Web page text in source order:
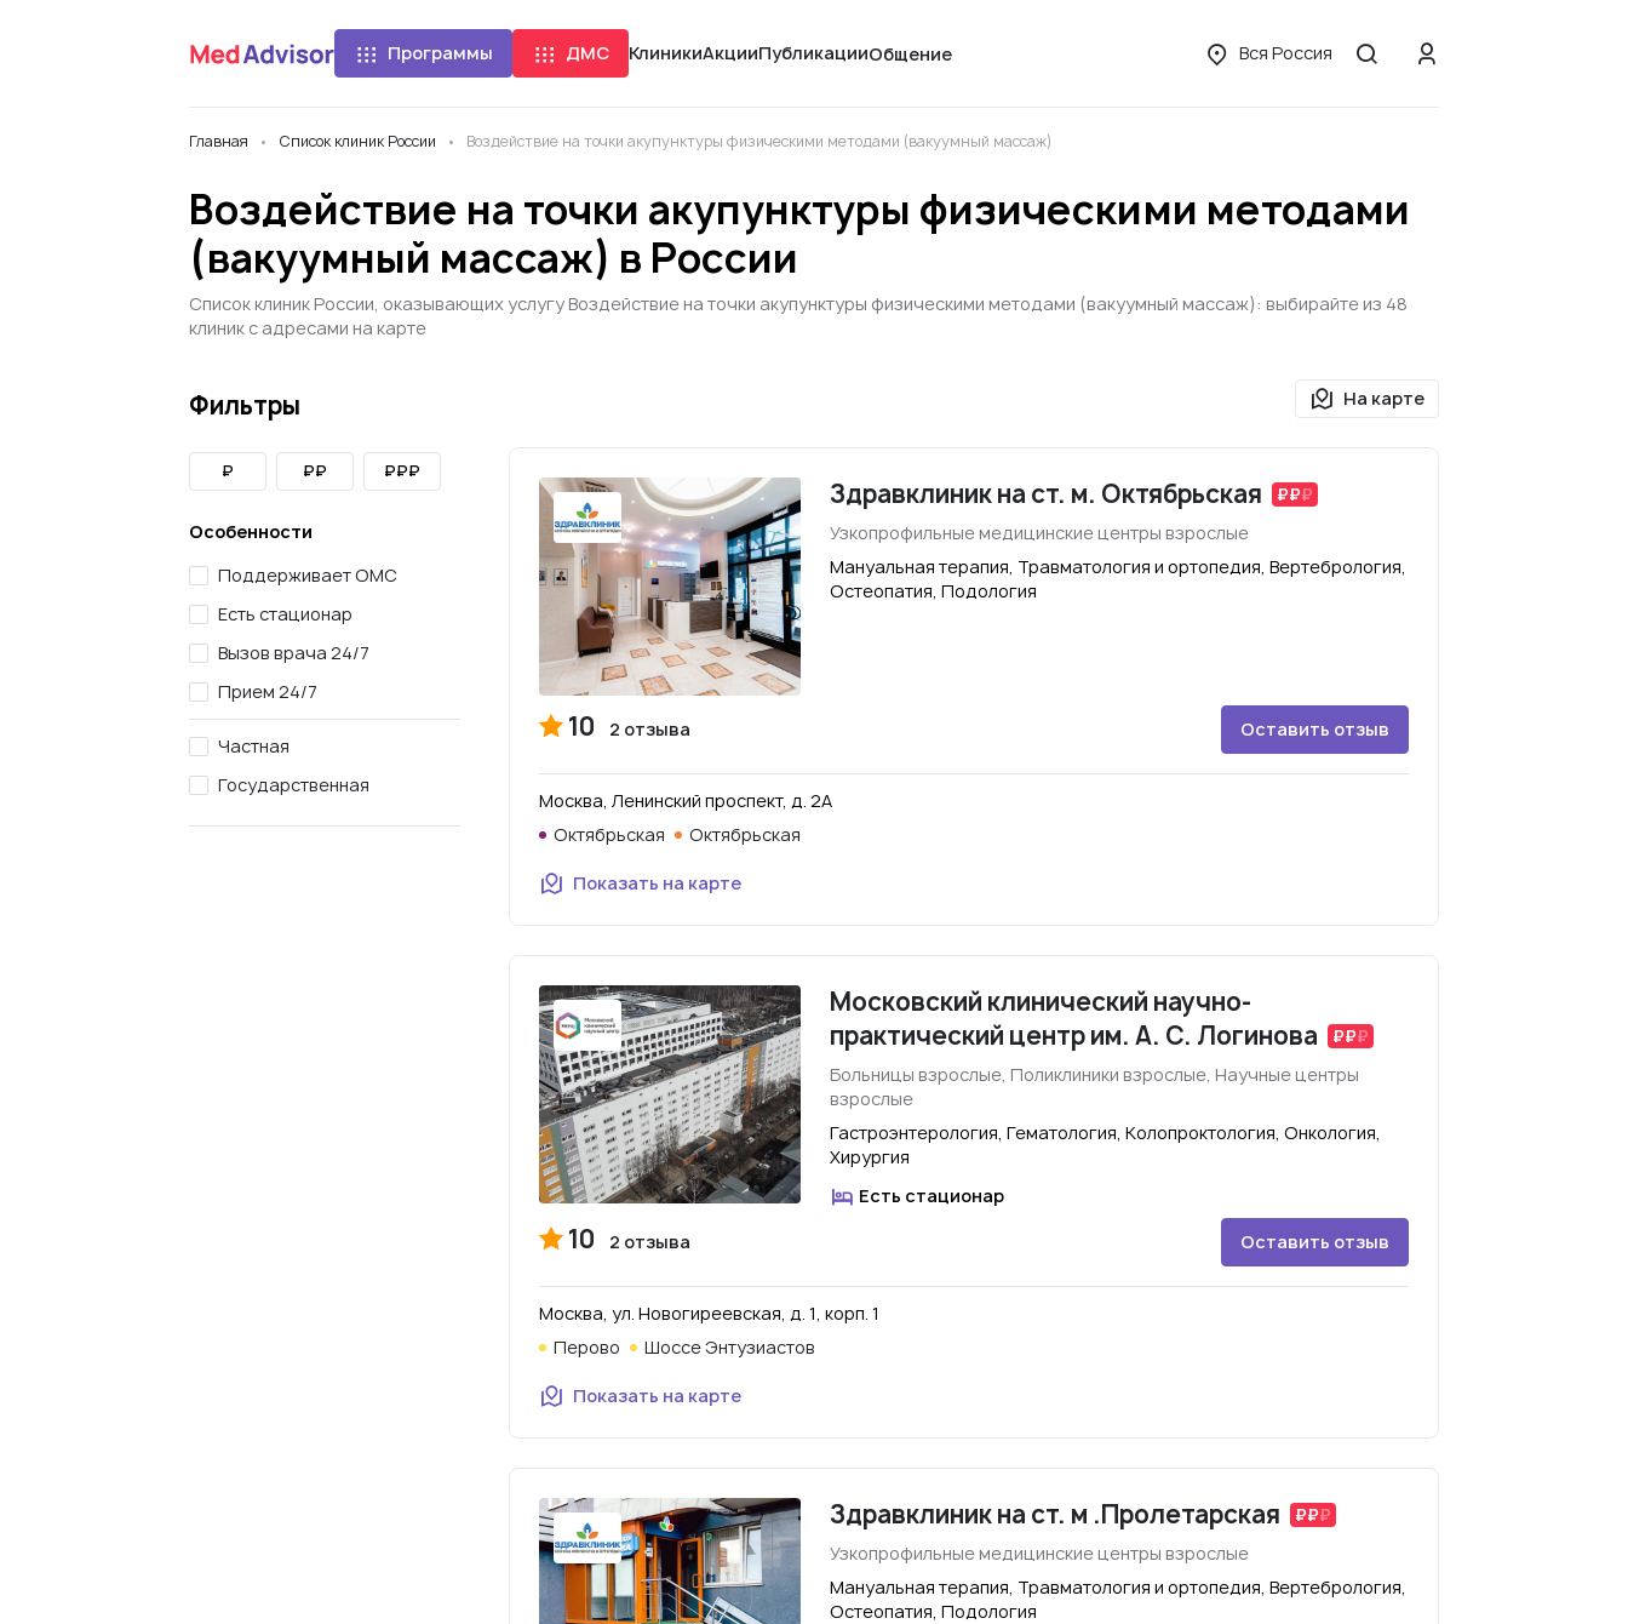
Программы ДМС КлиникиАкцииПубликацииОбщение Вся Россия
Главная Список клиник России Воздействие на точки акупунктуры физическими методами (вакуумный массаж)
Воздействие на точки акупунктуры физическими методами
(вакуумный массаж) в России
Список клиник России, оказывающих услугу Воздействие на точки акупунктуры физическими методами (вакуумный массаж): выбирайте из 48
клиник с адресами на карте
Фильтры
₽ ₽₽ ₽₽₽
Особенности
Поддерживает ОМС
Есть стационар
Вызов врача 24/7
Прием 24/7
Частная
Государственная
На карте
Здравклиник на ст. м. Октябрьская
Узкопрофильные медицинские центры взрослые
Мануальная терапия, Травматология и ортопедия, Вертебрология,
Остеопатия, Подология
10 2 отзыва Оставить отзыв
Москва, Ленинский проспект, д. 2А
Октябрьская
Октябрьская
Показать на карте
Московский клинический научно-
практический центр им. А. С. Логинова
Больницы взрослые, Поликлиники взрослые, Научные центры
взрослые
Гастроэнтерология, Гематология, Колопроктология, Онкология,
Хирургия
Есть стационар
10 2 отзыва Оставить отзыв
Москва, ул. Новогиреевская, д. 1, корп. 1
Перово
Шоссе Энтузиастов
Показать на карте
Здравклиник на ст. м .Пролетарская
Узкопрофильные медицинские центры взрослые
Мануальная терапия, Травматология и ортопедия, Вертебрология,
Остеопатия, Подология